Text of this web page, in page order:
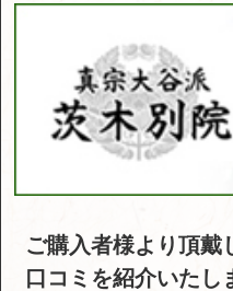
ご購入者様より頂戴
口コミを紹介いたし